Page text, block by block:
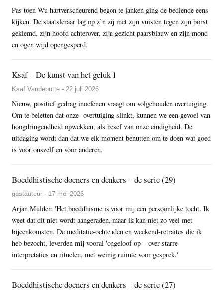
Pas toen Wu hartverscheurend begon te janken ging de bediende eens
kijken. De staatsleraar lag op z’n zij met zijn vuisten tegen zijn borst
geklemd, zijn hoofd achterover, zijn gezicht paarsblauw en zijn mond
en ogen wijd opengesperd.
Ksaf – De kunst van het geluk 1
Ksaf Vandeputte - 22 juli 2026
Nieuw, positief gedrag inoefenen vraagt om volgehouden overtuiging.
Om te beletten dat onze overtuiging slinkt, kunnen we een gevoel van
hoogdringendheid opwekken, als besef van onze eindigheid. De
uitdaging wordt dan dat we elk moment benutten om te doen wat goed
is voor onszelf en voor anderen.
Boeddhistische doeners en denkers – de serie (29)
gastauteur - 17 mei 2026
Arjan Mulder: 'Het boeddhisme is voor mij een persoonlijke tocht. Ik
weet dat dit niet wordt aangeraden, maar ik kan niet zo veel met
bijeenkomsten. De meditatie-ochtenden en weekend-retraites die ik
heb bezocht, leverden mij vooral 'ongeloof op – over starre
interpretaties en rituelen, met weinig ruimte voor gesprek.'
Boeddhistische doeners en denkers – de serie (27)